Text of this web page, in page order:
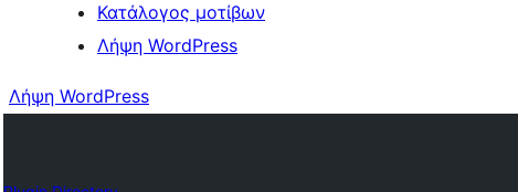
Κατάλογος μοτίβων
Λήψη WordPress
Λήψη WordPress